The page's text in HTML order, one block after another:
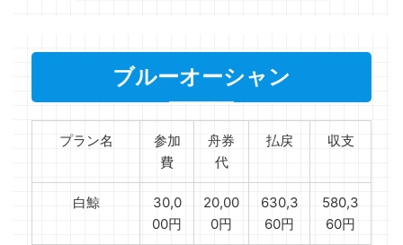
ブルーオーシャン
プラン名
参加
費
舟券
代
払戻 収支
白鯨
30,0
00円
20,00
0円
630,3
60円
580,3
60円